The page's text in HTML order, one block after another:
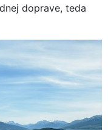
doprave, teda